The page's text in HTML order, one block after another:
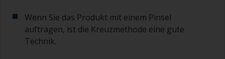
Wenn Sie das Produkt mit einem Pinsel
auftragen, ist die Kreuzmethode eine gute
Technik.